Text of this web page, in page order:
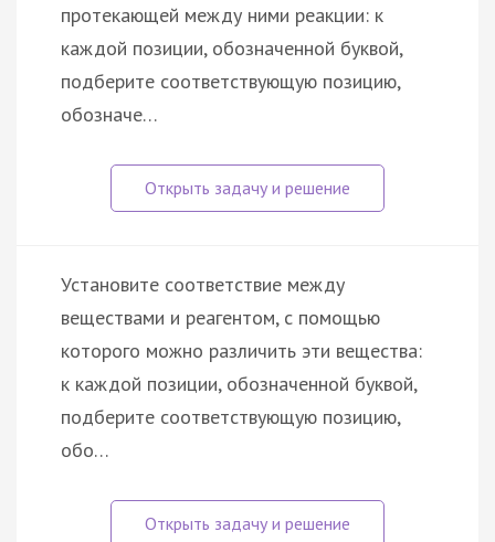
протекающей между ними реакции: к
каждой позиции, обозначенной буквой,
подберите соответствующую позицию,
обозначе…
Установите соответствие между
веществами и реагентом, с помощью
которого можно различить эти вещества:
к каждой позиции, обозначенной буквой,
подберите соответствующую позицию,
обо…